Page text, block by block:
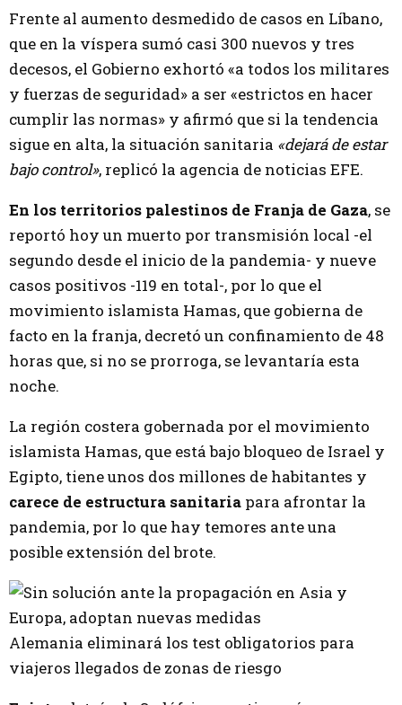
Frente al aumento desmedido de casos en Líbano,
que en la víspera sumó casi 300 nuevos y tres
decesos, el Gobierno exhortó «a todos los militares
y fuerzas de seguridad» a ser «estrictos en hacer
cumplir las normas» y afirmó que si la tendencia
sigue en alta, la situación sanitaria «dejará de estar
bajo control», replicó la agencia de noticias EFE.
En los territorios palestinos de Franja de Gaza, se
reportó hoy un muerto por transmisión local -el
segundo desde el inicio de la pandemia- y nueve
casos positivos -119 en total-, por lo que el
movimiento islamista Hamas, que gobierna de
facto en la franja, decretó un confinamiento de 48
horas que, si no se prorroga, se levantaría esta
noche.
La región costera gobernada por el movimiento
islamista Hamas, que está bajo bloqueo de Israel y
Egipto, tiene unos dos millones de habitantes y
carece de estructura sanitaria para afrontar la
pandemia, por lo que hay temores ante una
posible extensión del brote.
Alemania eliminará los test obligatorios para
viajeros llegados de zonas de riesgo